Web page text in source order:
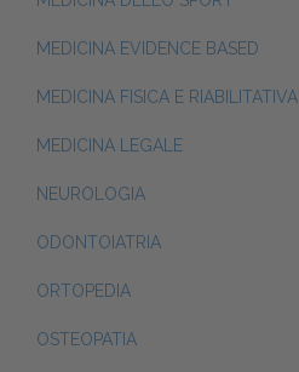
MEDICINA EVIDENCE BASED
MEDICINA FISICA E RIABILITATIVA
MEDICINA LEGALE
NEUROLOGIA
ODONTOIATRIA
ORTOPEDIA
OSTEOPATIA